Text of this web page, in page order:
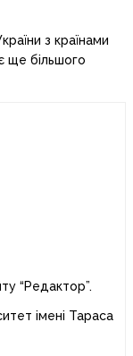
з країнами
ще більшого
“Редактор”.
імені Тараса